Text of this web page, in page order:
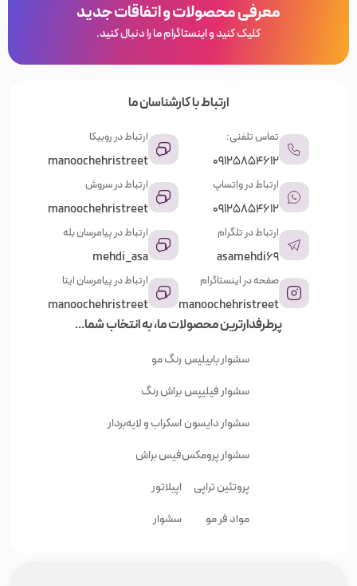
معرفی محصولات و اتفاقات جدید
کلیک کنید و اینستاگرام ما را دنبال کنید.
ارتباط با کارشناسان ما
تماس تلفنی:
09125854612
ارتباط در واتساپ
09125854612
ارتباط در تلگرام
asamehdi69
صفحه در اینستاگرام
manoochehristreet
ارتباط در روبیکا
manoochehristreet
ارتباط در سروش
manoochehristreet
ارتباط در پیامرسان بله
mehdi_asa
ارتباط در پیامرسان ایتا
manoochehristreet
پرطرفدارترین محصولات ما، به انتخاب شما...
سشوار بابیلیس
سشوار فیلیپس
سشوار دایسون
سشوار پرومکس
پروتئین تراپی
مواد فر مو
رنگ مو
براش رنگ
اسکراب و لایه‌بردار
فیس براش
اپیلاتور
سشوار